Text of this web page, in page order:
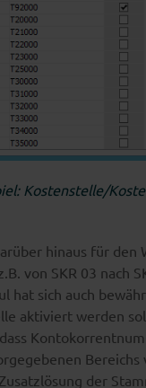
Kostenstelle/
hinaus für den
von SKR 03 nach
hat sich auch
aktiviert werden
der